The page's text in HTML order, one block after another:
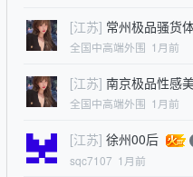
[江苏] 常州极品骚货
全国中高端外围 1月前
[江苏] 南京极品性感
全国中高端外围 1月前
[江苏] 徐州00后
sqc7107 1月前